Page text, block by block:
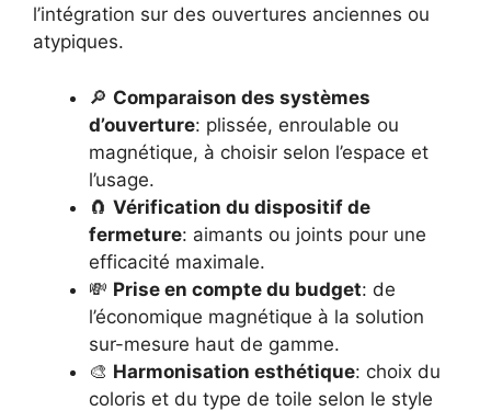
l’intégration sur des ouvertures anciennes ou
atypiques.
🔎 Comparaison des systèmes
d’ouverture: plissée, enroulable ou
magnétique, à choisir selon l’espace et
l’usage.
🧲 Vérification du dispositif de
fermeture: aimants ou joints pour une
efficacité maximale.
💸 Prise en compte du budget: de
l’économique magnétique à la solution
sur-mesure haut de gamme.
🎨 Harmonisation esthétique: choix du
coloris et du type de toile selon le style